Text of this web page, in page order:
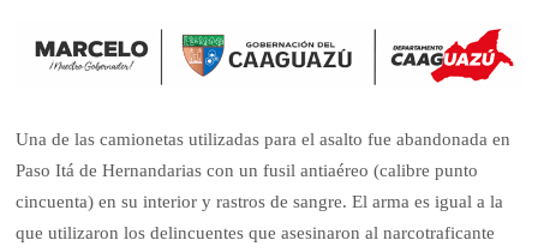
Una de las camionetas utilizadas para el asalto fue abandonada en
Paso Itá de Hernandarias con un fusil antiaéreo (calibre punto
cincuenta) en su interior y rastros de sangre. El arma es igual a la
que utilizaron los delincuentes que asesinaron al narcotraficante